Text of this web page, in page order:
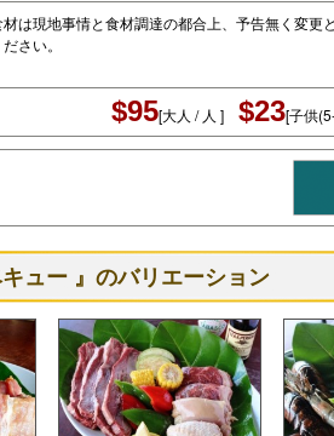
材は現地事情と食材調達の都合上、予告無く変
さい。
$95[大人 / 人 ] $23[子供
キュー 』のバリエーション